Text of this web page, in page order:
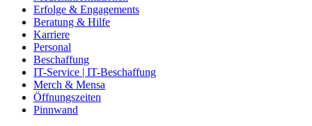
Erfolge & Engagements
Beratung & Hilfe
Karriere
Personal
Beschaffung
IT-Service | IT-Beschaffung
Merch & Mensa
Öffnungszeiten
Pinnwand